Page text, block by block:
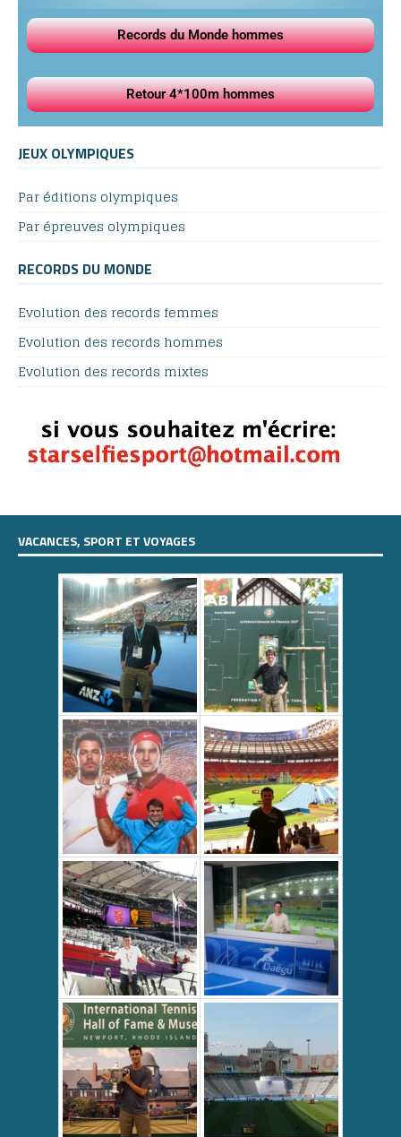
Records du Monde hommes
Retour 4*100m hommes
JEUX OLYMPIQUES
Par éditions olympiques
Par épreuves olympiques
RECORDS DU MONDE
Evolution des records femmes
Evolution des records hommes
Evolution des records mixtes
VACANCES, SPORT ET VOYAGES